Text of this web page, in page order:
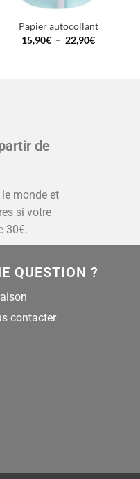
Papier autocollant
15,90€ – 22,90€
de
monde et
si votre
30€.
QUESTION ?
contacter